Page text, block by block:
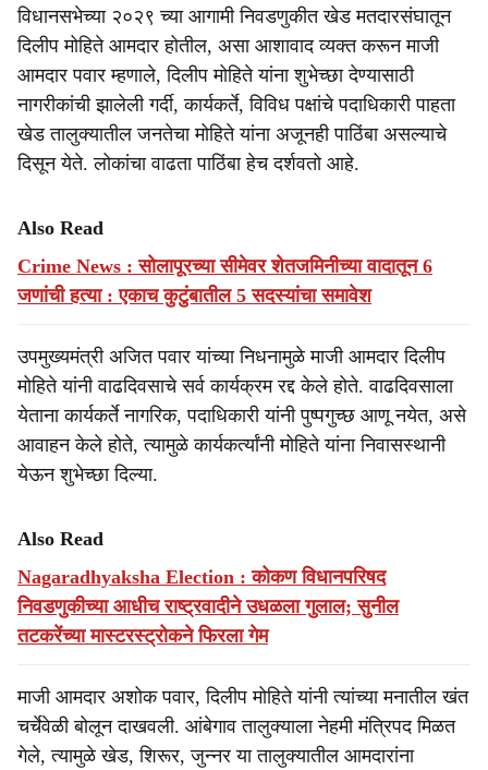
विधानसभेच्या २०२९ च्या आगामी निवडणुकीत खेड मतदारसंघातून
दिलीप मोहिते आमदार होतील, असा आशावाद व्यक्त करून माजी
आमदार पवार म्हणाले, दिलीप मोहिते यांना शुभेच्छा देण्यासाठी
नागरीकांची झालेली गर्दी, कार्यकर्ते, विविध पक्षांचे पदाधिकारी पाहता
खेड तालुक्यातील जनतेचा मोहिते यांना अजूनही पाठिंबा असल्याचे
दिसून येते. लोकांचा वाढता पाठिंबा हेच दर्शवतो आहे.
Also Read
Crime News : सोलापूरच्या सीमेवर शेतजमिनीच्या वादातून 6
जणांची हत्या : एकाच कुटुंबातील 5 सदस्यांचा समावेश
उपमुख्यमंत्री अजित पवार यांच्या निधनामुळे माजी आमदार दिलीप
मोहिते यांनी वाढदिवसाचे सर्व कार्यक्रम रद्द केले होते. वाढदिवसाला
येताना कार्यकर्ते नागरिक, पदाधिकारी यांनी पुष्पगुच्छ आणू नयेत, असे
आवाहन केले होते, त्यामुळे कार्यकर्त्यांनी मोहिते यांना निवासस्थानी
येऊन शुभेच्छा दिल्या.
Also Read
Nagaradhyaksha Election : कोकण विधानपरिषद
निवडणुकीच्या आधीच राष्ट्रवादीने उधळला गुलाल; सुनील
तटकरेंच्या मास्टरस्ट्रोकने फिरला गेम
माजी आमदार अशोक पवार, दिलीप मोहिते यांनी त्यांच्या मनातील खंत
चर्चेवेळी बोलून दाखवली. आंबेगाव तालुक्याला नेहमी मंत्रिपद मिळत
गेले, त्यामुळे खेड, शिरूर, जुन्नर या तालुक्यातील आमदारांना